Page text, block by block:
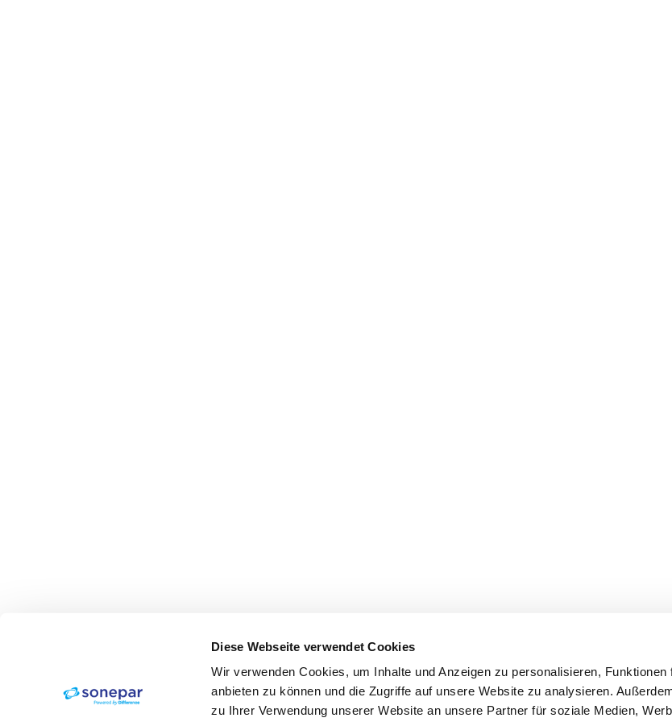
Diese Webseite verwendet Cookies
Wir verwenden Cookies, um Inhalte und Anzeigen zu personalisieren, Funktionen
anbieten zu können und die Zugriffe auf unsere Website zu analysieren.
zu Ihrer Verwendung unserer Website an unsere Partner für soziale Medien,